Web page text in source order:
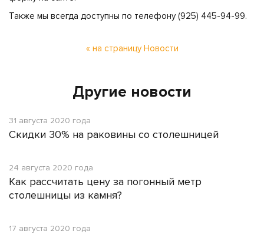
Также мы всегда доступны по телефону (925) 445-94-99.
« на страницу Новости
Другие новости
31 августа 2020 года
Скидки 30% на раковины со столешницей
24 августа 2020 года
Как рассчитать цену за погонный метр
столешницы из камня?
17 августа 2020 года